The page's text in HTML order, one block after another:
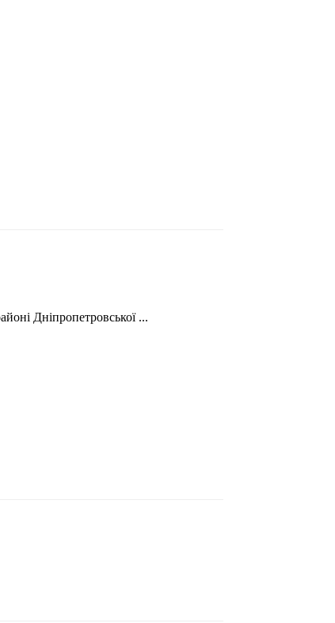
Дніпропетровської ...